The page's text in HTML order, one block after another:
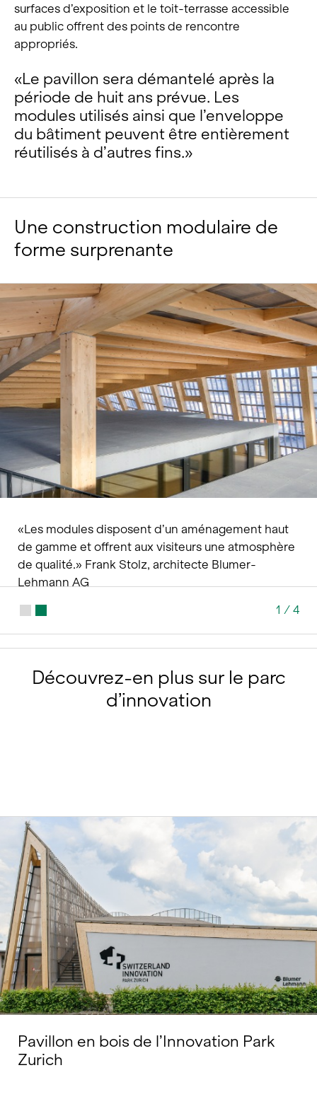
surfaces d’exposition et le toit-terrasse accessible
au public offrent des points de rencontre
appropriés.
«Le pavillon sera démantelé après la
période de huit ans prévue. Les
modules utilisés ainsi que l’enveloppe
du bâtiment peuvent être entièrement
réutilisés à d’autres fins.»
Une construction modulaire de
forme surprenante
1 / 4
«Les modules disposent d’un aménagement haut
de gamme et offrent aux visiteurs une atmosphère
de qualité.» Frank Stolz, architecte Blumer-
Lehmann AG
Découvrez-en plus sur le parc
d’innovation
Pavillon en bois de l’Innovation Park
Zurich